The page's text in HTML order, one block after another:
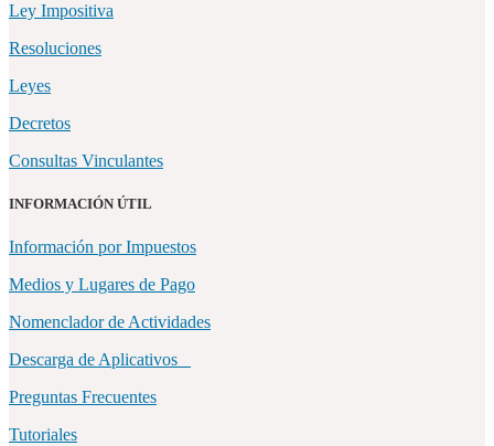
Ley Impositiva
Resoluciones
Leyes
Decretos
Consultas Vinculantes
INFORMACIÓN ÚTIL
Información por Impuestos
Medios y Lugares de Pago
Nomenclador de Actividades
Descarga de Aplicativos
Preguntas Frecuentes
Tutoriales